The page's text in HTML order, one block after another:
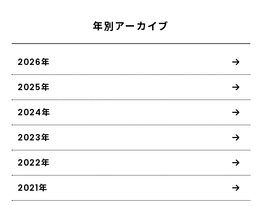
年別アーカイブ
2026年
2025年
2024年
2023年
2022年
2021年